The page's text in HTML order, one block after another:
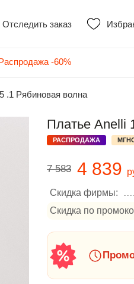
Отследить заказ
-60%
.1 Рябиновая волна
Платье Anelli
РАСПРОДАЖА
7 583 4 839
Скидка фирмы:
Скидка по